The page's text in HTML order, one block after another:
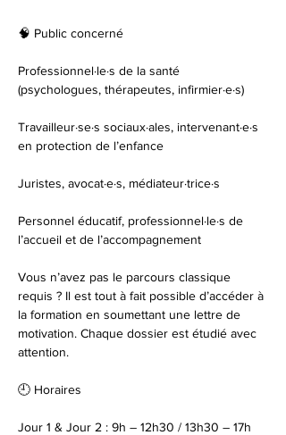
🧠 Public concerné
Professionnel·le·s de la santé
(psychologues, thérapeutes, infirmier·e·s)
Travailleur·se·s sociaux·ales, intervenant·e·s
en protection de l’enfance
Juristes, avocat·e·s, médiateur·trice·s
Personnel éducatif, professionnel·le·s de
l’accueil et de l’accompagnement
Vous n’avez pas le parcours classique
requis ? Il est tout à fait possible d’accéder à
la formation en soumettant une lettre de
motivation. Chaque dossier est étudié avec
attention.
🕘 Horaires
Jour 1 & Jour 2 : 9h – 12h30 / 13h30 – 17h